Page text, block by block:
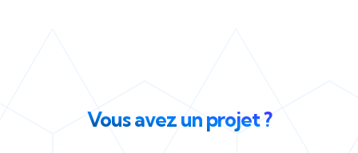
Vous avez un projet ?